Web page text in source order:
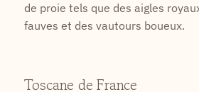
de proie tels que des aigles
fauves et des vautours boueux.
Toscane de France